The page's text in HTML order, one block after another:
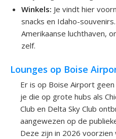
Winkels: Je vindt hier
snacks en Idaho-
Amerikaanse luchthaven,
zelf.
Lounges op Boise
Er is op Boise Airport
je die op grote hubs als
Club en Delta Sky Club
aangewezen op de
Deze zijn in 2026